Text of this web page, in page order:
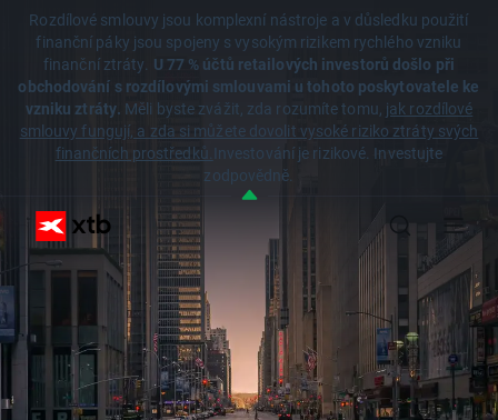
Rozdílové smlouvy jsou komplexní nástroje a v důsledku použití
finanční páky jsou spojeny s vysokým rizikem rychlého vzniku
finanční ztráty. U 77 % účtů retailových investorů došlo při
obchodování s rozdílovými smlouvami u tohoto poskytovatele ke
vzniku ztráty. Měli byste zvážit, zda rozumíte tomu, jak rozdílové
smlouvy fungují, a zda si můžete dovolit vysoké riziko ztráty svých
finančních prostředků.Investování je rizikové. Investujte
zodpovědně.